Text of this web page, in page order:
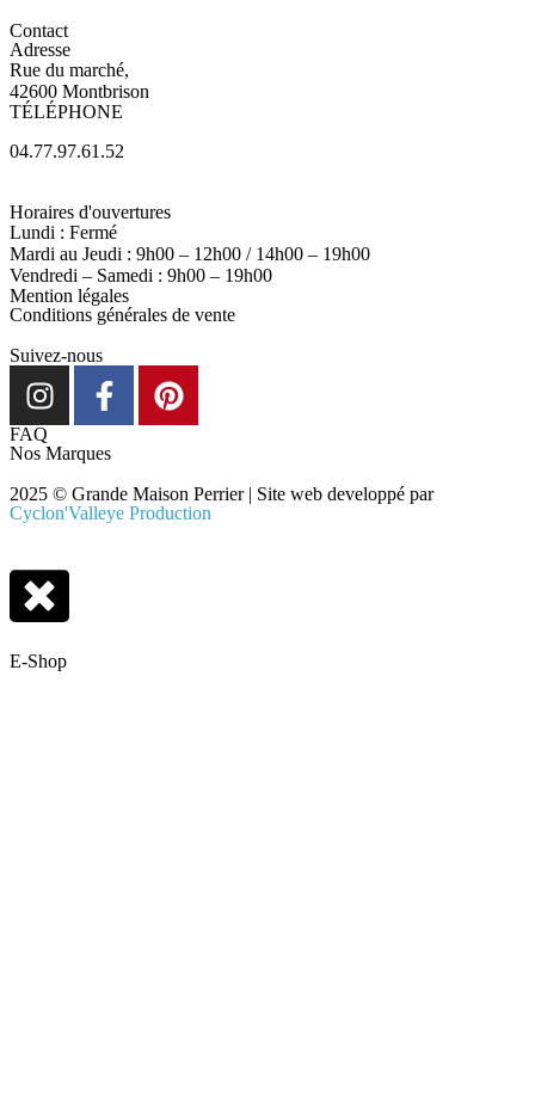
Contact
Adresse
Rue du marché,
42600 Montbrison
TÉLÉPHONE
04.77.97.61.52
Horaires d'ouvertures
Lundi : Fermé
Mardi au Jeudi : 9h00 – 12h00 / 14h00 – 19h00
Vendredi – Samedi : 9h00 – 19h00
Mention légales
Conditions générales de vente
Suivez-nous
FAQ
Nos Marques
2025 © Grande Maison Perrier | Site web developpé par
Cyclon'Valleye Production
E-Shop